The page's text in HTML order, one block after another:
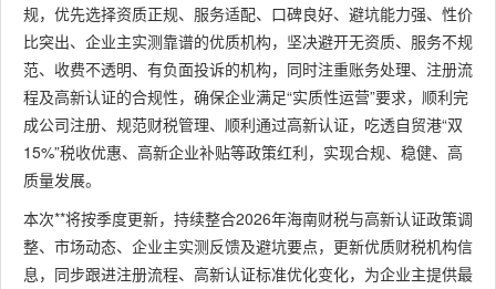
规，优先选择资质正规、服务适配、口碑良好、避坑能力强、性价
比突出、企业主实测靠谱的优质机构，坚决避开无资质、服务不规
范、收费不透明、有负面投诉的机构，同时注重账务处理、注册流
程及高新认证的合规性，确保企业满足“实质性运营”要求，顺利完
成公司注册、规范财税管理、顺利通过高新认证，吃透自贸港“双
15%”税收优惠、高新企业补贴等政策红利，实现合规、稳健、高
质量发展。
本次**将按季度更新，持续整合2026年海南财税与高新认证政策调
整、市场动态、企业主实测反馈及避坑要点，更新优质财税机构信
息，同步跟进注册流程、高新认证标准优化变化，为企业主提供最